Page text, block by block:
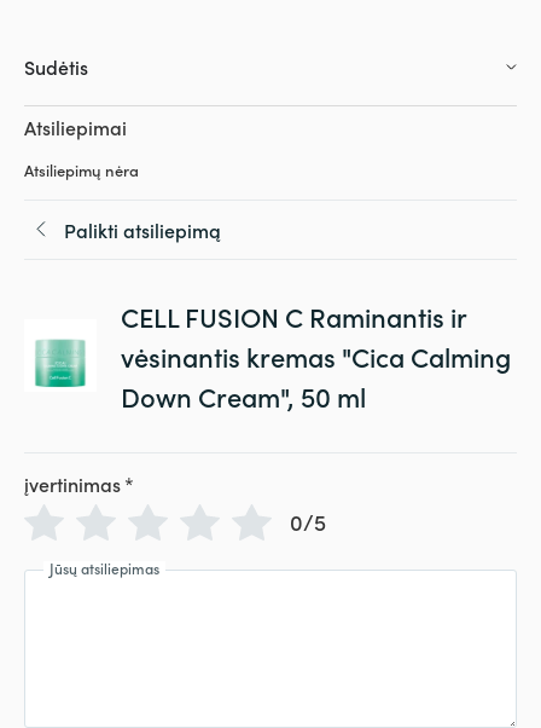
Sudėtis
Atsiliepimai
Atsiliepimų nėra
Palikti atsiliepimą
CELL FUSION C Raminantis ir
vėsinantis kremas "Cica Calming
Down Cream", 50 ml
įvertinimas*
0/5
Jūsų atsiliepimas